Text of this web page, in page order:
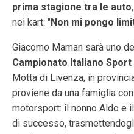
prima stagione tra le auto
nei kart: "Non mi pongo
Giacomo Maman sarà uno
Campionato Italiano
Motta di Livenza, in
proviene da una famiglia
motorsport: il nonno Aldo e
di successo,